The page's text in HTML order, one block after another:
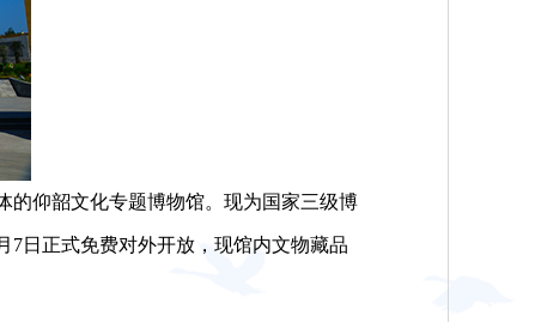
仰韶文化专题博物馆。现为国家三级博
7日正式免费对外开放，现馆内文物藏品